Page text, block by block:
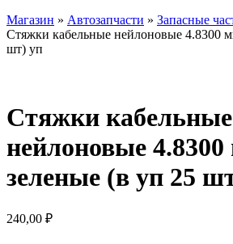
Магазин » Автозапчасти » Запасные
Стяжки кабельные нейлоновые 4.8300
шт) уп
Стяжки кабельные
нейлоновые
зеленые (в уп 25
240,00 ₽